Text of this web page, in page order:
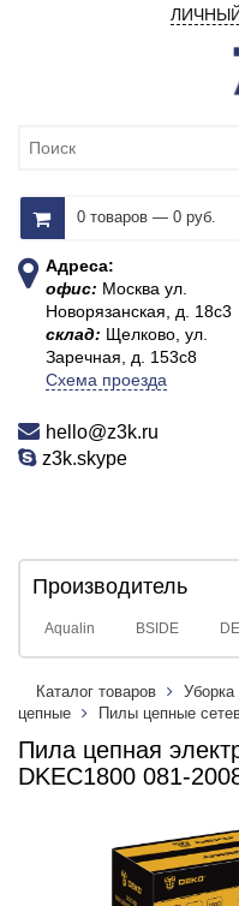
0 товаров — 0 руб.
Адреса:
офис: Москва ул.
Новорязанская, д. 18с3
склад: Щелково, ул.
Заречная, д. 153с8
Схема проезда
hello@z3k.ru
z3k.skype
Производитель
Aqualin BSIDE
Каталог товаров
цепные
Пилы цепные
Пила цепная
DKEC1800 081-